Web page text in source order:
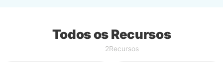
Todos os Recursos
2Recursos